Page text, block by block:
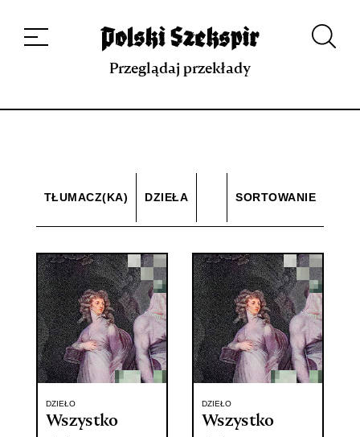
projekcie
Kontakt Indeks strony Aplikacja
Repozytorium XIX w.
Przeglądaj przekłady
TŁUMACZ(KA) DZIEŁA SORTOWANIE
DZIEŁO
Wszystko
DZIEŁO
Wszystko